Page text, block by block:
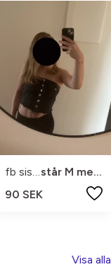
står M men xs
90 SEK
Visa alla